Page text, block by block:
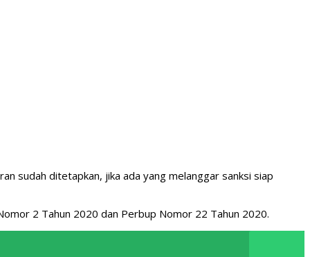
sudah ditetapkan, jika ada yang melanggar sanksi siap
2 Tahun 2020 dan Perbup Nomor 22 Tahun 2020.